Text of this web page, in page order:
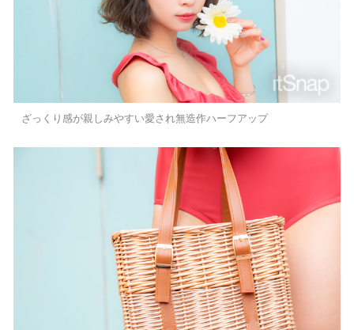
ざっくり感が親しみやすい愛され無造作ハーフアップ